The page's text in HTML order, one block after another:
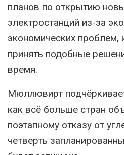
планов по открытию
электростанций из-за
экономических проблем,
принять подобные
время.
Мюллювирт
как всё больше стран
поэтапному отказу от
четверть